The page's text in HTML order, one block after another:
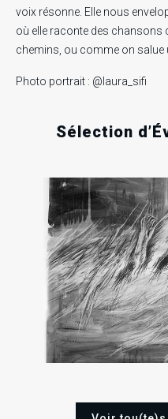
voix résonne. Elle nous
où elle raconte des
chemins, ou comme on salue
Photo portrait : @laura_sifi
Sélection
16
Déc
18
Dim
Déc
2022
.